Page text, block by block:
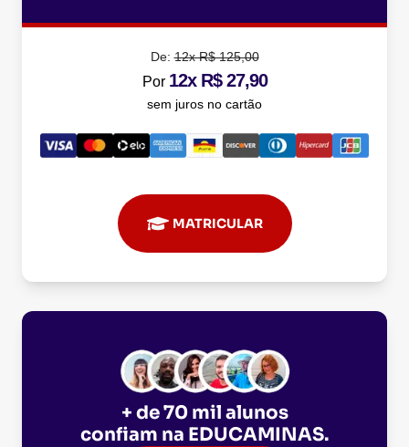
De:12x R$ 125,00
Por 12x R$ 27,90
sem juros no cartão
MATRICULAR
+ de 70 mil alunos
confiam na EDUCAMINAS.